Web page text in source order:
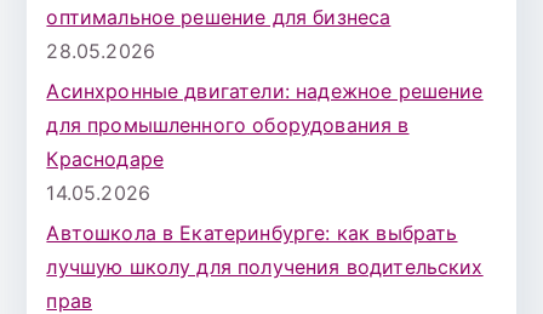
оптимальное решение для бизнеса
28.05.2026
Асинхронные двигатели: надежное решение
для промышленного оборудования в
Краснодаре
14.05.2026
Автошкола в Екатеринбурге: как выбрать
лучшую школу для получения водительских
прав